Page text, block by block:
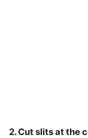
2. Cut slits at the